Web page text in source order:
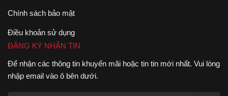
Chính sách bảo mật
Điều khoản sử dụng
ĐĂNG KÝ NHẬN TIN
Để nhận các thông tin khuyến mãi hoặc tin tin mới nhất. Vui lòng
nhập email vào ô bên dưới.